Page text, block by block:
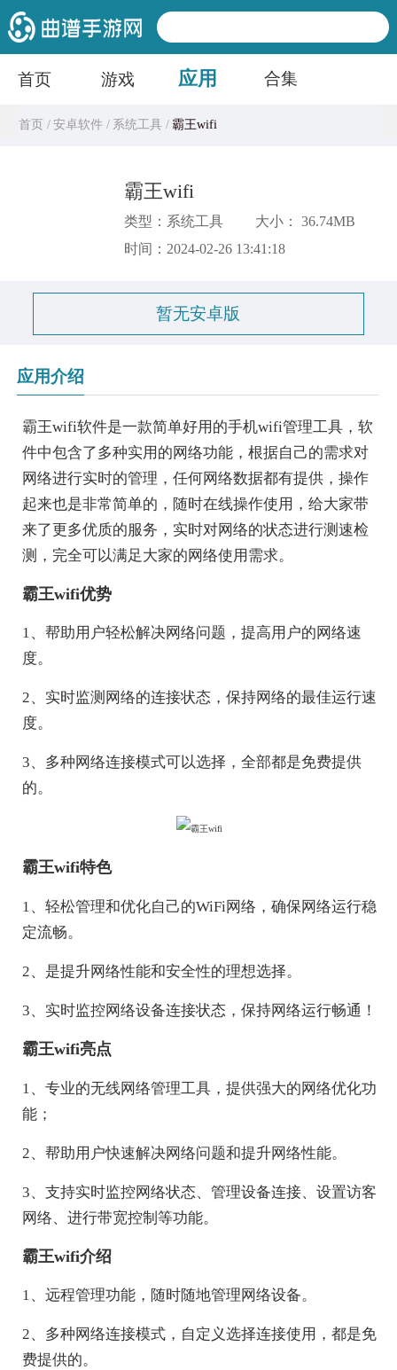
首页 游戏 应用 合集
首页 /安卓软件 / 系统工具 /霸王wifi
霸王wifi
类型：系统工具
大小： 36.74MB
时间：2024-02-26 13:41:18
暂无安卓版
应用介绍
霸王wifi软件是一款简单好用的手机wifi管理工具，软
件中包含了多种实用的网络功能，根据自己的需求对
网络进行实时的管理，任何网络数据都有提供，操作
起来也是非常简单的，随时在线操作使用，给大家带
来了更多优质的服务，实时对网络的状态进行测速检
测，完全可以满足大家的网络使用需求。
霸王wifi优势
1、帮助用户轻松解决网络问题，提高用户的网络速
度。
2、实时监测网络的连接状态，保持网络的最佳运行速
度。
3、多种网络连接模式可以选择，全部都是免费提供
的。
霸王wifi特色
1、轻松管理和优化自己的WiFi网络，确保网络运行稳
定流畅。
2、是提升网络性能和安全性的理想选择。
3、实时监控网络设备连接状态，保持网络运行畅通！
霸王wifi亮点
1、专业的无线网络管理工具，提供强大的网络优化功
能；
2、帮助用户快速解决网络问题和提升网络性能。
3、支持实时监控网络状态、管理设备连接、设置访客
网络、进行带宽控制等功能。
霸王wifi介绍
1、远程管理功能，随时随地管理网络设备。
2、多种网络连接模式，自定义选择连接使用，都是免
费提供的。